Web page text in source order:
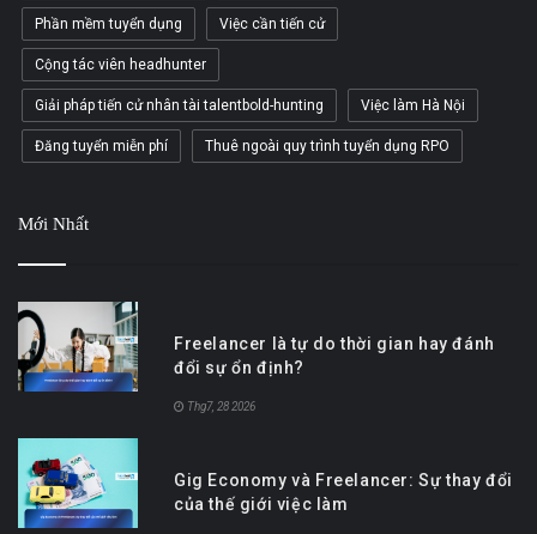
Phần mềm tuyển dụng Việc cần tiến cử
Cộng tác viên headhunter
Giải pháp tiến cử nhân tài talentbold-hunting Việc làm Hà Nội
Đăng tuyển miễn phí Thuê ngoài quy trình tuyển dụng RPO
Mới Nhất
Freelancer là tự do thời gian hay đánh
đổi sự ổn định?
Thg7, 28 2026
Gig Economy và Freelancer: Sự thay đổi
của thế giới việc làm